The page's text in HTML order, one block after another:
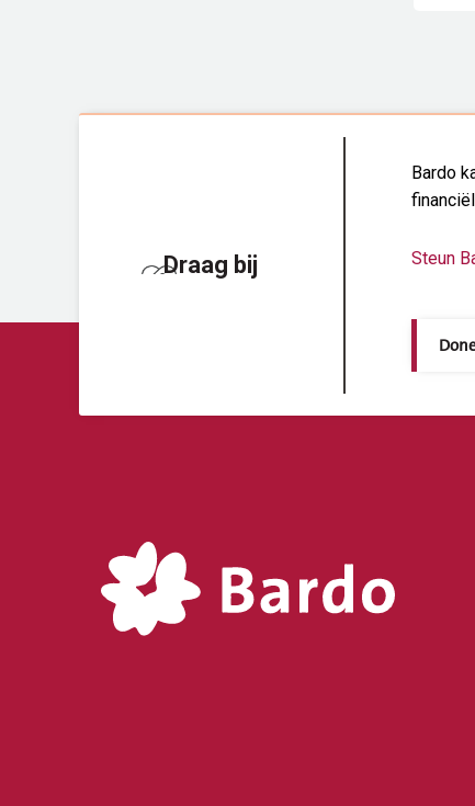
Draag bij
Bardo
Steun